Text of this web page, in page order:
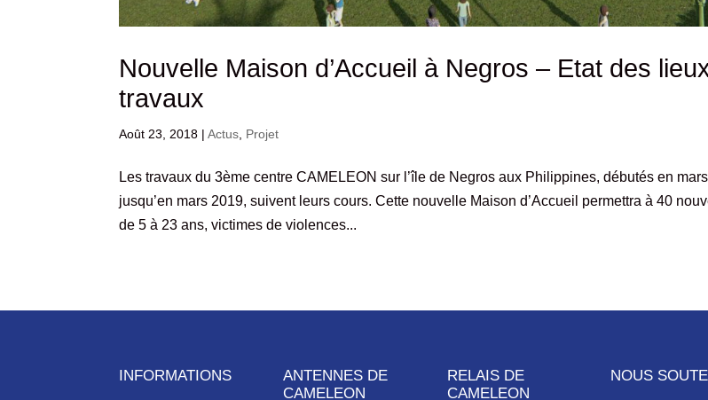
Nouvelle Maison d’Accueil à Negros – Etat des
travaux
Août 23, 2018 |Actus Projet
Les travaux du 3ème centre CAMELEON sur l’île de Negros aux Philippines, débutés en
jusqu’en mars 2019, suivent leurs cours. Cette nouvelle Maison d’Accueil permettra à 40
de 5 à 23 ans, victimes de violences...
INFORMATIONS
ANTENNES DE
CAMELEON
RELAIS DE
CAMELEON
NOUS